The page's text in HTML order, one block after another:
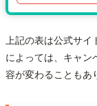
上記の表は公式サイ
によっては、キャン
容が変わることもあ